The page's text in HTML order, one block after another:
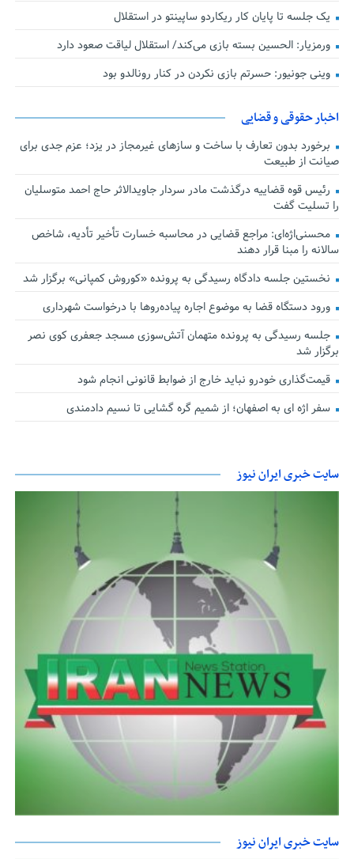
یک جلسه تا پایان کار ریکاردو ساپینتو در استقلال
ورمزیار: الحسین بسته بازی می‌کند/ استقلال لیاقت صعود دارد
وینی جونیور: حسرتم بازی نکردن در کنار رونالدو بود
اخبار حقوقی و قضایی
برخورد بدون تعارف با ساخت‌ و سازهای غیرمجاز در یزد؛ عزم جدی برای
صیانت از طبیعت
رئیس قوه قضاییه درگذشت مادر سردار جاویدالاثر حاج احمد متوسلیان
را تسلیت گفت
محسنی‌اژه‌ای: مراجع قضایی در محاسبه خسارت تأخیر تأدیه، شاخص
سالانه را مبنا قرار دهند
نخستین جلسه دادگاه رسیدگی به پرونده «کوروش کمپانی» برگزار شد
ورود دستگاه قضا به موضوع اجاره پیاده‌روها با درخواست شهرداری
جلسه رسیدگی به پرونده متهمان آتش‌سوزی مسجد جعفری کوی نصر
برگزار شد
قیمت‌گذاری خودرو نباید خارج از ضوابط قانونی انجام شود
سفر اژه ای به اصفهان؛ از شمیم گره گشایی تا نسیم دادمندی
سایت خبری ایران نیوز
سایت خبری ایران نیوز